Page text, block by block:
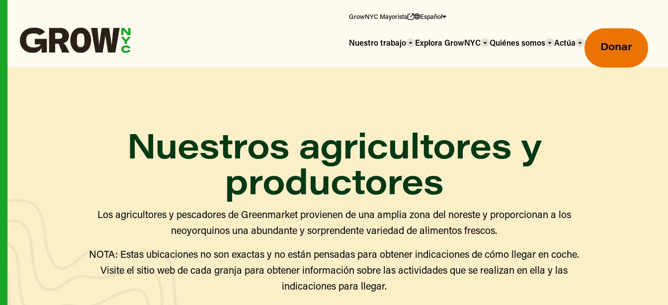
GrowNYC Mayorista Español
Nuestro trabajo
Uso de SNAP y beneficios
nutricionales
alimentos
productores
Explora GrowNYC Quiénes somos Actúa Donar
Nuestros agricultores y
productores
Los agricultores y pescadores de Greenmarket provienen de una amplia zona del noreste y proporcionan a los
neoyorquinos una abundante y sorprendente variedad de alimentos frescos.
NOTA: Estas ubicaciones no son exactas y no están pensadas para obtener indicaciones de cómo llegar en coche.
Visite el sitio web de cada granja para obtener información sobre las actividades que se realizan en ella y las
indicaciones para llegar.